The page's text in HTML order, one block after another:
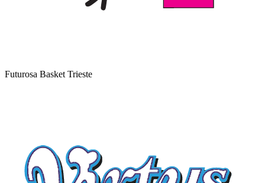
Futurosa Basket Trieste